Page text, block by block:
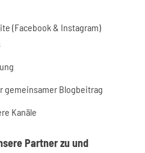
(Facebook & Instagram)
gemeinsamer Blogbeitrag
Kanäle
Partner zu und